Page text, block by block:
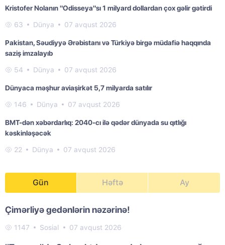
Kristofer Nolanın "Odisseya"sı 1 milyard dollardan çox gəlir gətirdi
63 Dünya 07 avqust 2026
Pakistan, Səudiyyə Ərəbistanı və Türkiyə birgə müdafiə haqqında
saziş imzalayıb
54 Dünya 07 avqust 2026
Dünyaca məşhur aviaşirkət 5,7 milyarda satılır
146 Dünya 07 avqust 2026
BMT-dən xəbərdarlıq: 2040-cı ilə qədər dünyada su qıtlığı
kəskinləşəcək
22 Dünya 07 avqust 2026
Gün Həftə Ay
Çimərliyə gedənlərin nəzərinə!
1147 Sosial 07 avqust 2026